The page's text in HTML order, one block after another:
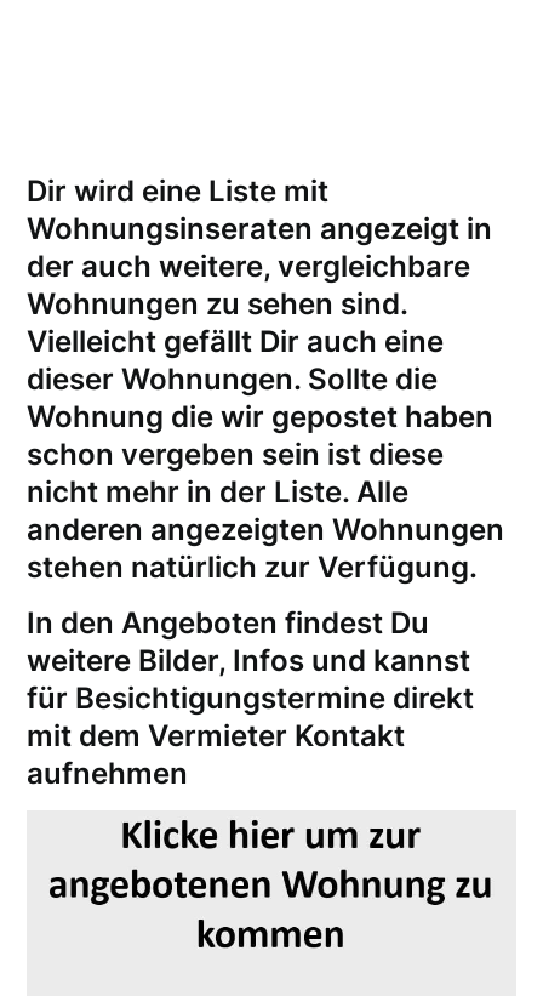
Dir wird eine Liste mit
Wohnungsinseraten angezeigt in
der auch weitere, vergleichbare
Wohnungen zu sehen sind.
Vielleicht gefällt Dir auch eine
dieser Wohnungen. Sollte die
Wohnung die wir gepostet haben
schon vergeben sein ist diese
nicht mehr in der Liste. Alle
anderen angezeigten Wohnungen
stehen natürlich zur Verfügung.
In den Angeboten findest Du
weitere Bilder, Infos und kannst
für Besichtigungstermine direkt
mit dem Vermieter Kontakt
aufnehmen